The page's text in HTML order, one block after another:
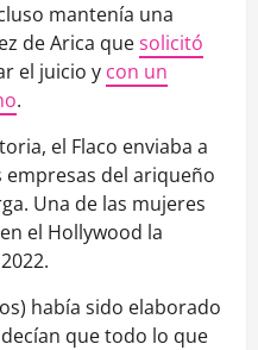
mantenía una
de Arica quesolicitó
el juicio y con un
.
el Flaco enviaba a
empresas del ariqueño
Una de las mujeres
el Hollywood la
había sido elaborado
que todo lo que